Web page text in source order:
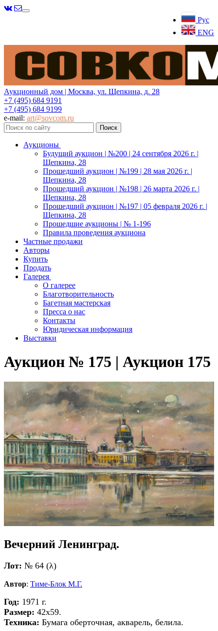
Рус
ENG
Меню
Аукционный дом | Москва, ул. Щепкина, д. 28
+7 (495) 684 9191
+7 (495) 684 9199
e-mail: art@sovcom.ru
Аукционы
Будущий аукцион | №200 | 24 сентября 2026 г. |
Щепкина, 28
Прошедший аукцион | №199 | 28 мая 2026 г. |
Щепкина, 28
Прошедший аукцион | №198 | 26 марта 2026 г. |
Щепкина, 28
Прошедший аукцион | №197 | 05 февраля 2026 г. |
Щепкина, 28
Прошедшие аукционы | № 1-196
Правила проведения аукциона
Частные продажи
Авторы
Купить
Продать
Галерея
О галерее
Благотворительность
Багетная мастерская
Пресса о нас
Контакты
Юридическая информация
Выставки
Аукцион № 175 | Аукцион 175
Вечерний Ленинград.
Лот: № 64 (λ)
Автор: Тиме-Блок М.Г.
Год: 1971 г.
Размер: 42х59.
Техника: Бумага оберточная, акварель, белила.